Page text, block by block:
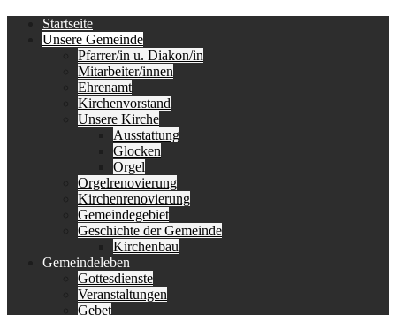
Erstes
Menü
Startseite
Unsere Gemeinde
Pfarrer/in u. Diakon/in
Mitarbeiter/innen
Ehrenamt
Kirchenvorstand
Unsere Kirche
Ausstattung
Glocken
Orgel
Orgelrenovierung
Kirchenrenovierung
Gemeindegebiet
Geschichte der Gemeinde
Kirchenbau
Gemeindeleben
Gottesdienste
Veranstaltungen
Gebet